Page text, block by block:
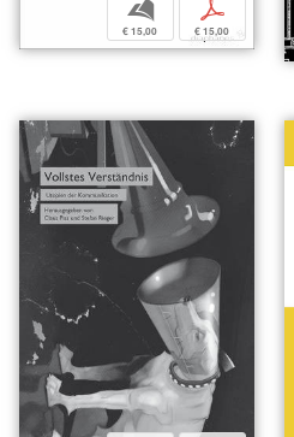
b
€ 15,00
p
€ 15,00